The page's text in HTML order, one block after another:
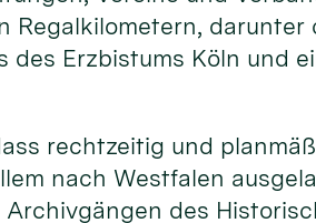
Erzbistums Köln und
rechtzeitig und
nach Westfalen
des